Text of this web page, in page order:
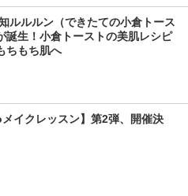
ルルルン（できたての小倉トース
誕生！小倉トーストの美肌レシピ
ちもち肌へ
イクレッスン】第2弾、開催決